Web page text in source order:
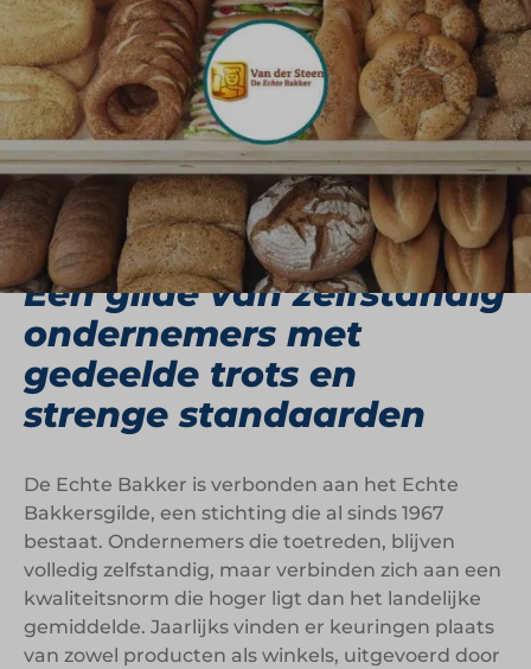
bakkers die uitblinken in vakmanschap,
klantvriendelijkheid en kwaliteit. Verspreid over
heel Nederland dragen zelfstandige
ondernemers met trots het goudgele logo van De
Echte Bakker. Deze titel krijg je niet zomaar.
Alleen bakkers die voldoen aan de hoogste eisen
en doorlopende kwaliteitscontroles doorstaan,
mogen zich Echte Bakker noemen.
Een gilde van zelfstandig
ondernemers met
gedeelde trots en
strenge standaarden
De Echte Bakker is verbonden aan het Echte
Bakkersgilde, een stichting die al sinds 1967
bestaat. Ondernemers die toetreden, blijven
volledig zelfstandig, maar verbinden zich aan een
kwaliteitsnorm die hoger ligt dan het landelijke
gemiddelde. Jaarlijks vinden er keuringen plaats
van zowel producten als winkels, uitgevoerd door